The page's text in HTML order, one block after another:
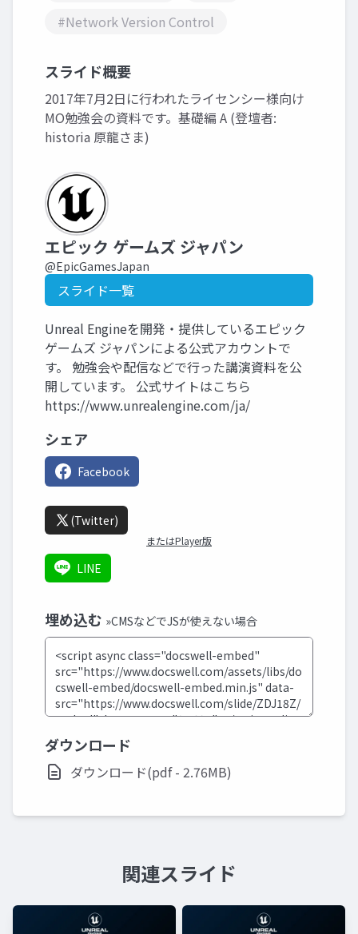
#Network Version Control
スライド概要
2017年7月2日に行われたライセンシー様向け
MO勉強会の資料です。基礎編 A (登壇者:
historia 原龍さま)
エピック ゲームズ ジャパン
@EpicGamesJapan
スライド一覧
Unreal Engineを開発・提供しているエピック
ゲームズ ジャパンによる公式アカウントで
す。 勉強会や配信などで行った講演資料を公
開しています。 公式サイトはこちら
https://www.unrealengine.com/ja/
シェア
Facebook
(Twitter)
またはPlayer版
LINE
埋め込む »CMSなどでJSが使えない場合
ダウンロード
ダウンロード(pdf - 2.76MB)
関連スライド